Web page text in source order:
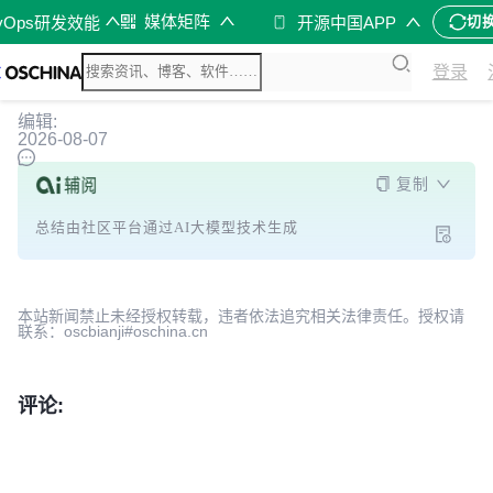
研发效能 媒体矩阵 开源中国APP 切
登录
编辑:
2026-08-07
复制
总结由社区平台通过AI大模型技术生成
本站新闻禁止未经授权转载，违者依法追究相关法律责任。授权请
联系：oscbianji#oschina.cn
评论: